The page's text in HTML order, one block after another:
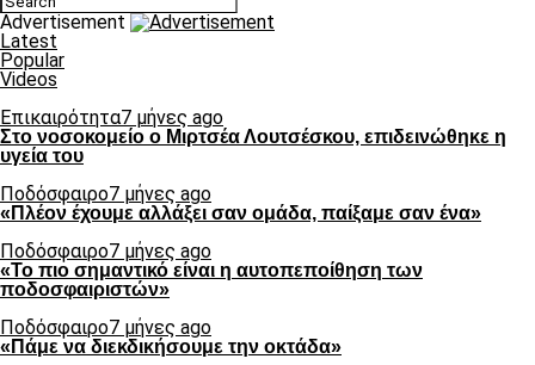
Advertisement
Latest
Popular
Videos
Επικαιρότητα7 μήνες ago
Στο νοσοκομείο ο Μιρτσέα Λουτσέσκου, επιδεινώθηκε η
υγεία του
Ποδόσφαιρο7 μήνες ago
«Πλέον έχουμε αλλάξει σαν ομάδα, παίξαμε σαν ένα»
Ποδόσφαιρο7 μήνες ago
«Το πιο σημαντικό είναι η αυτοπεποίθηση των
ποδοσφαιριστών»
Ποδόσφαιρο7 μήνες ago
«Πάμε να διεκδικήσουμε την οκτάδα»